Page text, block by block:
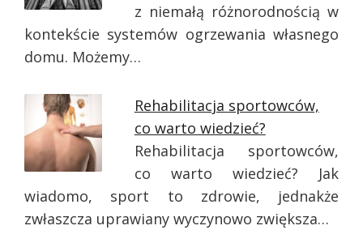
z niemałą różnorodnością w
kontekście systemów ogrzewania własnego
domu. Możemy…
Rehabilitacja sportowców,
co warto wiedzieć?
Rehabilitacja sportowców,
co warto wiedzieć? Jak
wiadomo, sport to zdrowie, jednakże
zwłaszcza uprawiany wyczynowo zwiększa…